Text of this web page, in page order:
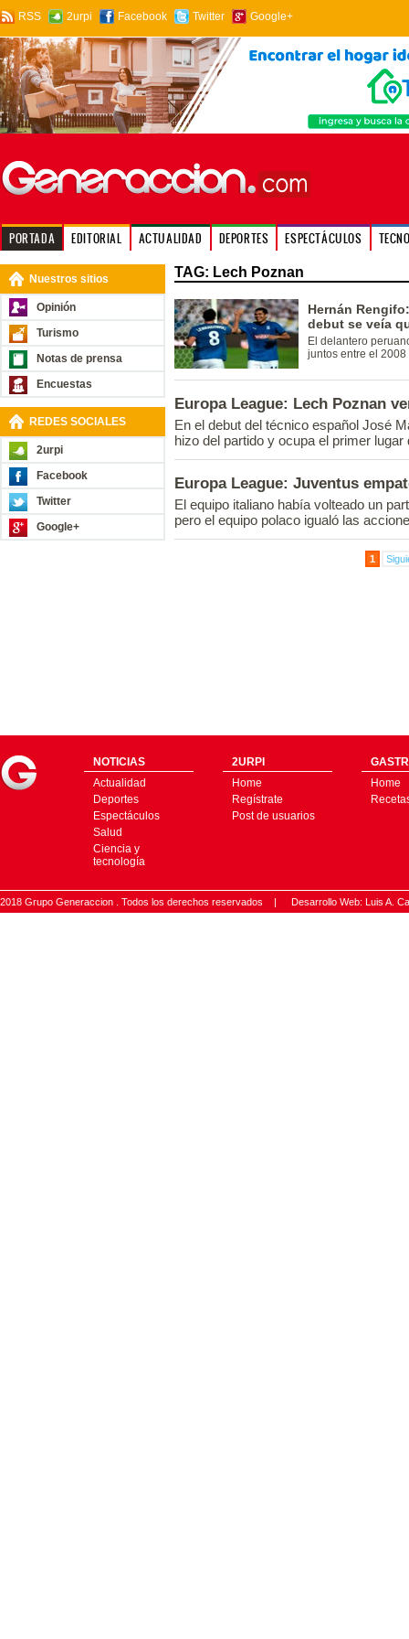
RSS 2urpi Facebook Twitter Google+
PORTADA EDITORIAL ACTUALIDAD DEPORTES ESPECTÁCULOS
Nuestros sitios
Opinión
Turismo
Notas de prensa
Encuestas
REDES SOCIALES
2urpi
Facebook
Twitter
Google+
TAG: Lech Poznan
Hernán
debut se veía
El delantero
juntos entre el
Europa League: Lech Poznan
En el debut del técnico español José
hizo del partido y ocupa el primer lugar
Europa League: Juventus
El equipo italiano había volteado un
pero el equipo polaco igualó las
1
NOTICIAS
Actualidad
Deportes
Espectáculos
Salud
Ciencia y
tecnología
2URPI
Home
Regístrate
Post de usuarios
Home
2018 Grupo Generaccion . Todos los derechos reservados | Desarrollo Web: Luis